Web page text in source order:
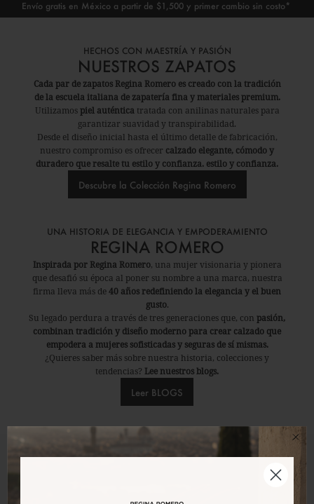
Envío gratis en México a partir de $1,500 y primer cambio sin costo*
HECHOS CON MAESTRÍA Y PASIÓN
NUESTROS ZAPATOS
Cada par de zapatos Regina Romero es creado con la tradición
de la escuela italiana de zapatería fina y materiales premium.
Utilizamos piel auténticatratada con anilinas naturales para
garantizar suavidad y transpirabilidad.
Desde el diseño inicial hasta el último detalle de fabricación,
nuestro compromiso es ofrecer calzado elegante, cómodo y
duradero que resalte tu estilo y confianza. estilo y confianza.
Descubre la Colección Regina Romero
UNA HISTORIA DE ELEGANCIA Y EMPODERAMIENTO
REGINA ROMERO
Inspirada por Regina Romero, una mujer visionaria y pionera
que desafió su época al poner su nombre a una marca, nuestra
firma lleva más de40 años redefiniendo la elegancia y el buen
gusto.
Su legado perdura a través de tres generaciones que, con pasión,
combinan tradición y diseño moderno para crear calzado que
empodera a mujeres sofisticadas y seguras de sí mismas.
¿Quieres saber más sobre nuestra historia, colecciones y
tendencias? Lee nuestros blogs.
Leer BLOGS
Nuestro equipo de atención al cliente está listo para